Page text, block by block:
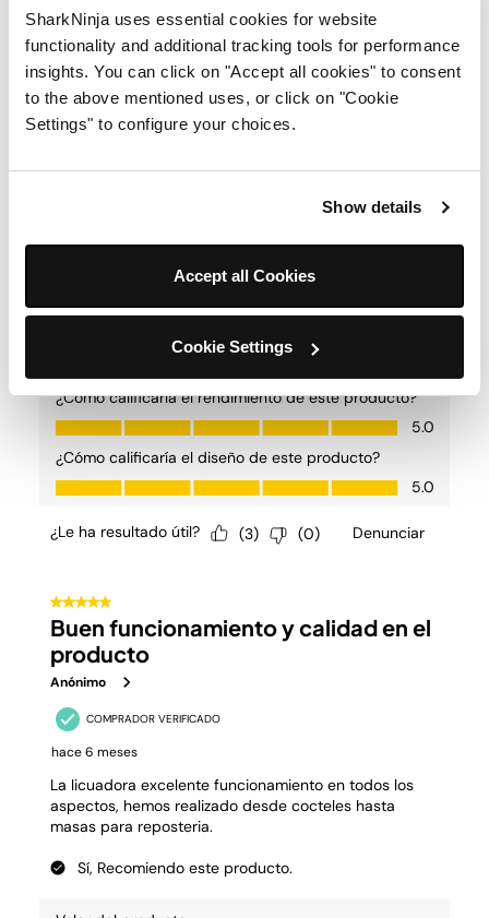
SharkNinja uses essential cookies for website
functionality and additional tracking tools for performance
insights. You can click on "Accept all cookies" to consent
to the above mentioned uses, or click on "Cookie
Settings" to configure your choices.
Show details
Accept all Cookies
Cookie Settings